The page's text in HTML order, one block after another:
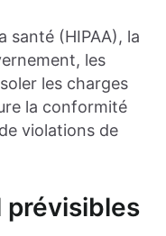
santé (HIPAA), la
les
les charges
la conformité
violations de
prévisibles